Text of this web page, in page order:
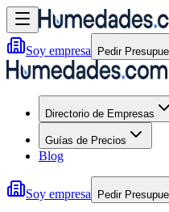
Soy empresa Pedir
Directorio de Empresas
Guías de Precios
Blog
Soy empresa Pedir